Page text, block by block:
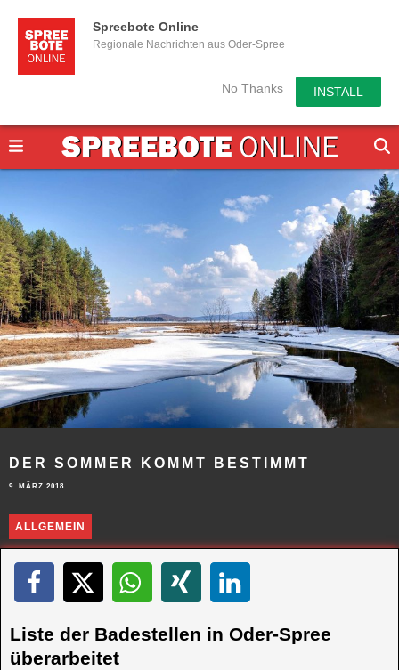
Spreebote Online
Regionale Nachrichten aus Oder-Spree
No Thanks INSTALL
DER SOMMER KOMMT BESTIMMT
9. MÄRZ 2018
ALLGEMEIN
Liste der Badestellen in Oder-Spree
überarbeitet